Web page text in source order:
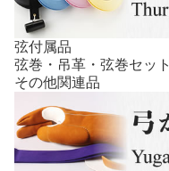
弦付属品
弦巻・吊革・弦巻セット
その他関連品